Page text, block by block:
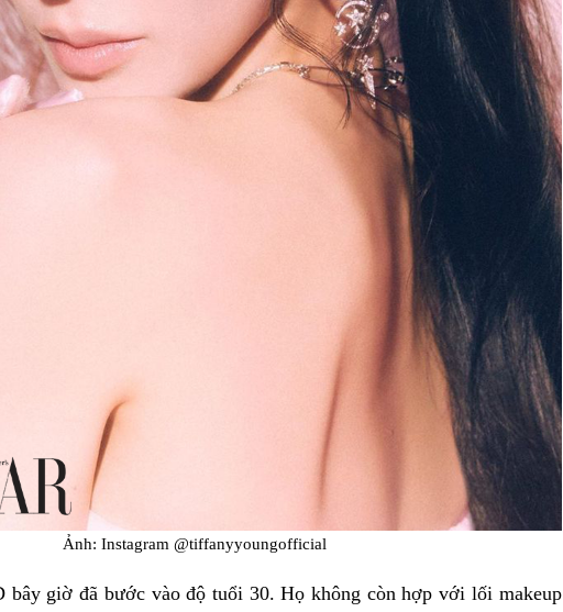
Ảnh: Instagram @tiffanyyoungofficial
bây giờ đã bước vào độ tuổi 30. Họ không còn hợp với lối makeup